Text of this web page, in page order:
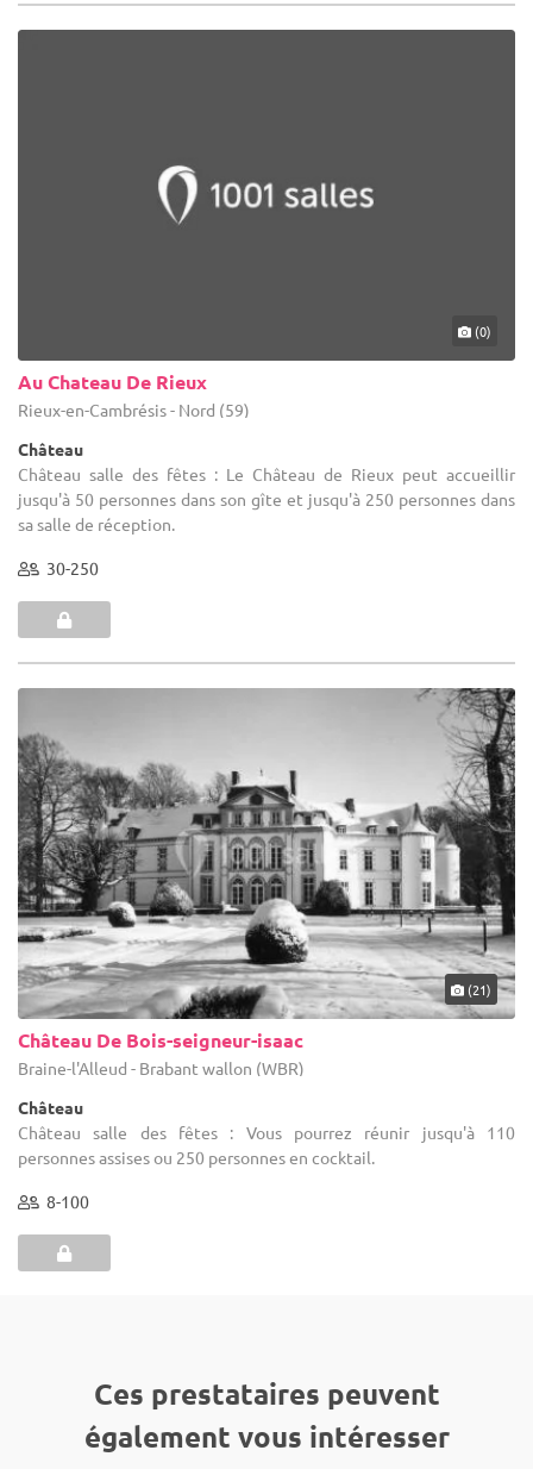
(0)
Au Chateau De Rieux
Rieux-en-Cambrésis - Nord (59)
Château
Château salle des fêtes : Le Château de Rieux peut accueillir
jusqu'à 50 personnes dans son gîte et jusqu'à 250 personnes dans
sa salle de réception.
30-250
(21)
Château De Bois-seigneur-isaac
Braine-l'Alleud - Brabant wallon (WBR)
Château
Château salle des fêtes : Vous pourrez réunir jusqu'à 110
personnes assises ou 250 personnes en cocktail.
8-100
Ces prestataires peuvent
également vous intéresser